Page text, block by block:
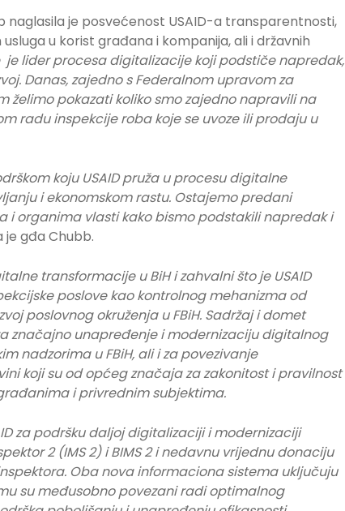
naglasila je posvećenost USAID-a transparentnosti,
u korist građana i kompanija, ali i državnih
je lider procesa digitalizacije koji podstiče napredak,
Danas, zajedno s Federalnom upravom za
želimo pokazati koliko smo zajedno napravili na
radu inspekcije roba koje se uvoze ili prodaju u
koju USAID pruža u procesu digitalne
i ekonomskom rastu. Ostajemo predani
organima vlasti kako bismo podstakili napredak i
je gđa Chubb.
transformacije u BiH i zahvalni što je USAID
poslove kao kontrolnog mehanizma od
poslovnog okruženja u FBiH. Sadržaj i domet
značajno unapređenje i modernizaciju digitalnog
nadzorima u FBiH, ali i za povezivanje
koji su od općeg značaja za zakonitost i pravilnost
i privrednim subjektima.
za podršku daljoj digitalizaciji i modernizaciji
2 (IMS 2) i BIMS 2 i nedavnu vrijednu donaciju
Oba nova informaciona sistema uključuju
su međusobno povezani radi optimalnog